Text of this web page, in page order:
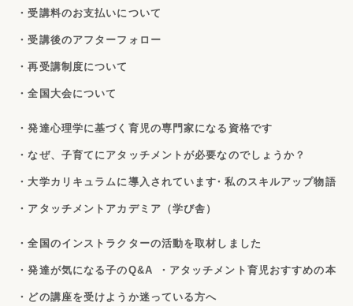
・受講料のお支払いについて
・受講後のアフターフォロー
・再受講制度について
・全国大会について
・発達心理学に基づく育児の専門家になる資格です
・なぜ、子育てにアタッチメントが必要なのでしょうか？
・大学カリキュラムに導入されています・私のスキルアップ物語
・アタッチメントアカデミア（学び舎）
・全国のインストラクターの活動を取材しました
・発達が気になる子のQ&A ・アタッチメント育児おすすめの本
・どの講座を受けようか迷っている方へ